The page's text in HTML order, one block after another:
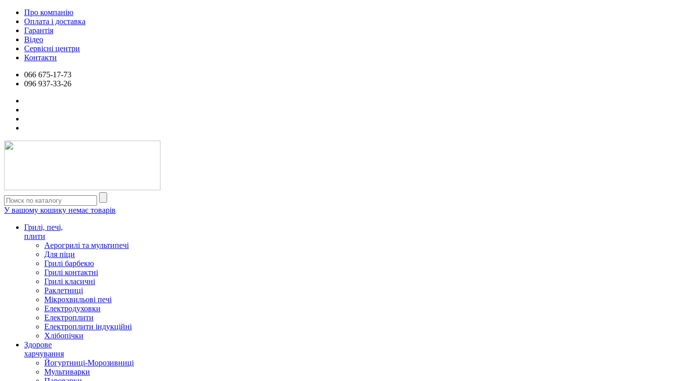
Про компанію
Оплата і доставка
Гарантія
Відео
Сервісні центри
Контакти
066 675-17-73
096 937-33-26
У вашому кошику немає товарів
Грилі, печі,
плити
Аерогрилі та мультипечі
Для піци
Грилі барбекю
Грилі контактні
Грилі класичні
Раклетниці
Мікрохвильові печі
Електродуховки
Електроплити
Електроплити індукційні
Хлібопічки
Здорове
харчування
Йогуртниці-Морозивниці
Мультиварки